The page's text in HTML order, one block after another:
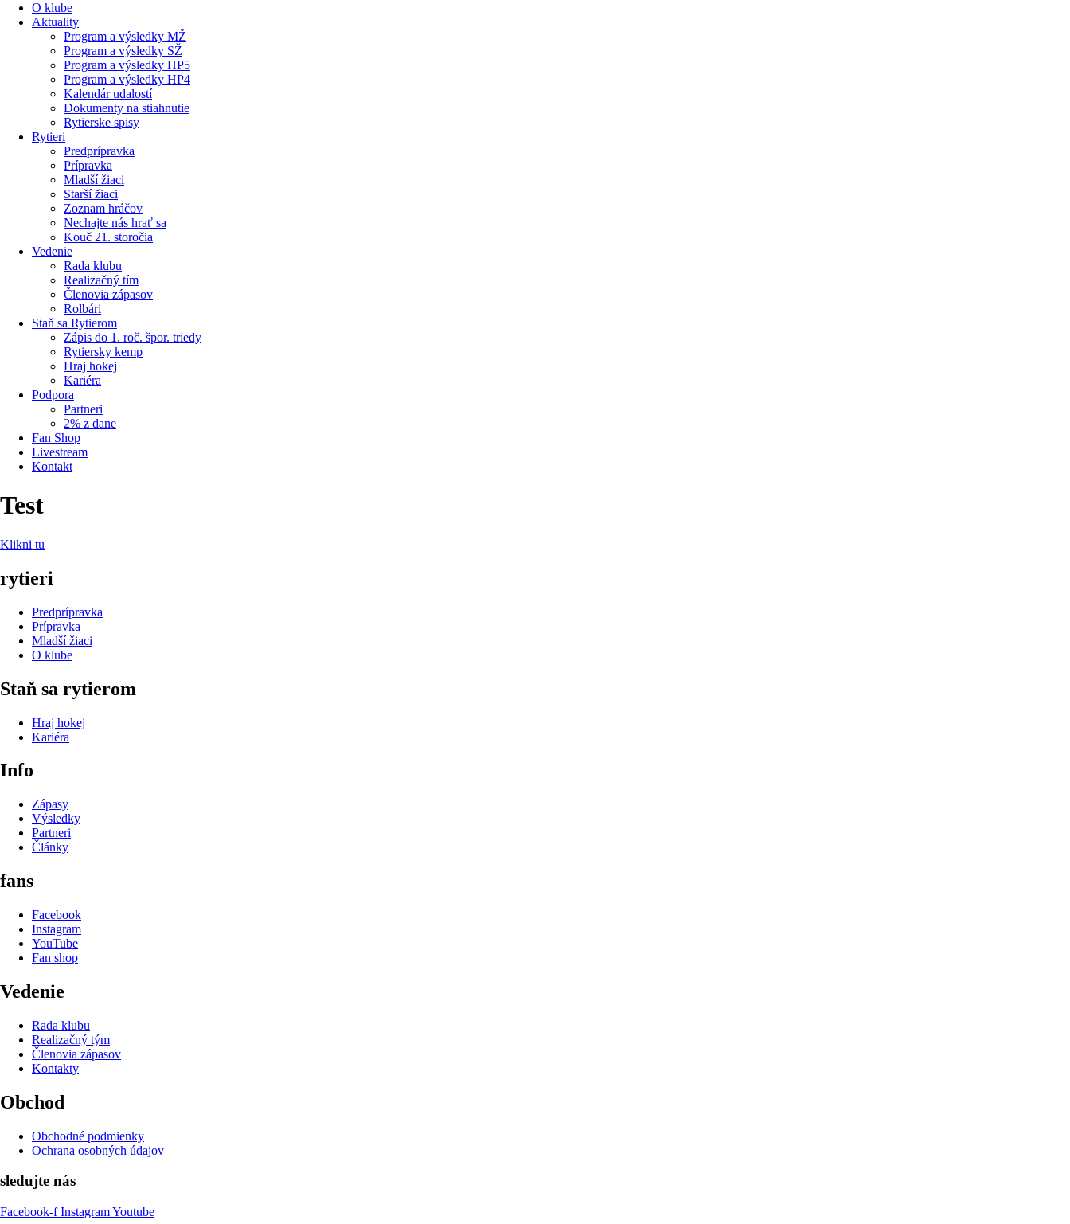
O klube
Aktuality
Program a výsledky MŽ
Program a výsledky SŽ
Program a výsledky HP5
Program a výsledky HP4
Kalendár udalostí
Dokumenty na stiahnutie
Rytierske spisy
Rytieri
Predprípravka
Prípravka
Mladší žiaci
Starší žiaci
Zoznam hráčov
Nechajte nás hrať sa
Kouč 21. storočia
Vedenie
Rada klubu
Realizačný tím
Členovia zápasov
Rolbári
Staň sa Rytierom
Zápis do 1. roč. špor. triedy
Rytiersky kemp
Hraj hokej
Kariéra
Podpora
Partneri
2% z dane
Fan Shop
Livestream
Kontakt
Test
Klikni tu
rytieri
Predprípravka
Prípravka
Mladší žiaci
O klube
Staň sa rytierom
Hraj hokej
Kariéra
Info
Zápasy
Výsledky
Partneri
Články
fans
Facebook
Instagram
YouTube
Fan shop
Vedenie
Rada klubu
Realizačný tým
Členovia zápasov
Kontakty
Obchod
Obchodné podmienky
Ochrana osobných údajov
sledujte nás
Facebook-f InstagramYoutube